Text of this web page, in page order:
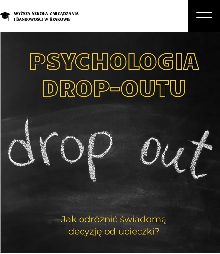
Studia
Studia podyplomowe i kursy
Student
Biznes
Zapisz się na studia